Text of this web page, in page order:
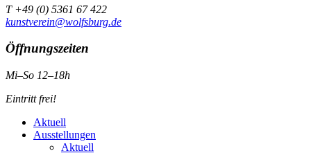
T +49 (0) 5361 67 422
kunstverein@wolfsburg.de
Öffnungszeiten
Mi–So 12–18h
Eintritt frei!
Aktuell
Ausstellungen
Aktuell